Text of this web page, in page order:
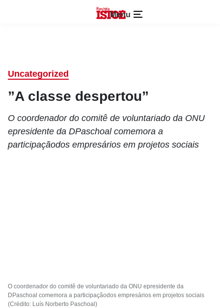
Menu
Uncategorized
”A classe despertou”
O coordenador do comitê de voluntariado da ONU
epresidente da DPaschoal comemora a
participaçãodos empresários em projetos sociais
O coordenador do comitê de voluntariado da ONU epresidente da
DPaschoal comemora a participaçãodos empresários em projetos sociais
(Crédito: Luís Norberto Paschoal)